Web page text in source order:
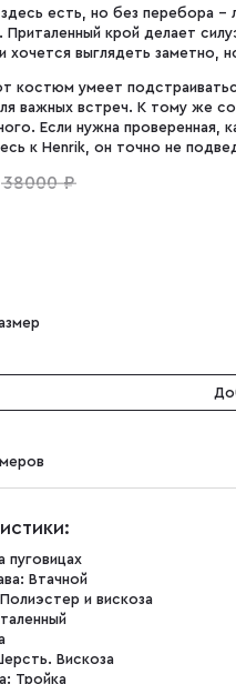
есть, но без перебора -
Приталенный крой делает
хочется выглядеть заметно,
костюм умеет
важных встреч. К тому же
Если нужна проверенная,
к Henrik, он точно не
38000 ₽
пуговицах
Втачной
Полиэстер и вискоза
Вискоза
Тройка